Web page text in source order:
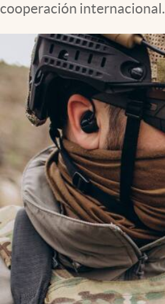
cooperación internacional.